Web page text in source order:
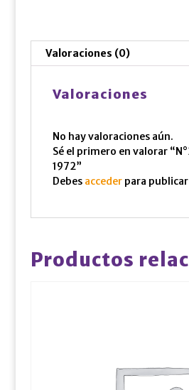
Valoraciones (0)
Valoraciones
No hay valoraciones aún.
Sé el primero en valorar
1972”
Debes accederpara
Productos